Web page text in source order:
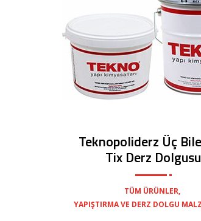
Teknopoliderz Üç
Tix Derz Dolgusu
TÜM ÜRÜNLER
YAPIŞTIRMA VE DERZ DOLGU